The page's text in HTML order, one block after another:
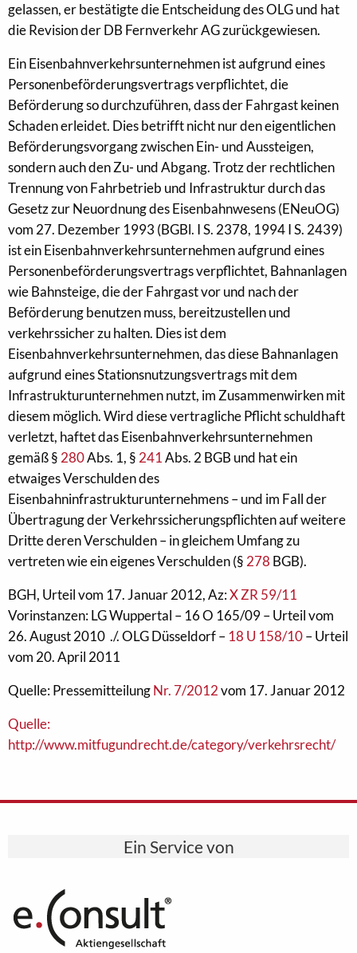
gelassen, er bestätigte die Entscheidung des OLG und hat
die Revision der DB Fernverkehr AG zurückgewiesen.
Ein Eisenbahnverkehrsunternehmen ist aufgrund eines
Personenbeförderungsvertrags verpflichtet, die
Beförderung so durchzuführen, dass der Fahrgast keinen
Schaden erleidet. Dies betrifft nicht nur den eigentlichen
Beförderungsvorgang zwischen Ein- und Aussteigen,
sondern auch den Zu- und Abgang. Trotz der rechtlichen
Trennung von Fahrbetrieb und Infrastruktur durch das
Gesetz zur Neuordnung des Eisenbahnwesens (ENeuOG)
vom 27. Dezember 1993 (BGBl. I S. 2378, 1994 I S. 2439)
ist ein Eisenbahnverkehrsunternehmen aufgrund eines
Personenbeförderungsvertrags verpflichtet, Bahnanlagen
wie Bahnsteige, die der Fahrgast vor und nach der
Beförderung benutzen muss, bereitzustellen und
verkehrssicher zu halten. Dies ist dem
Eisenbahnverkehrsunternehmen, das diese Bahnanlagen
aufgrund eines Stationsnutzungsvertrags mit dem
Infrastrukturunternehmen nutzt, im Zusammenwirken mit
diesem möglich. Wird diese vertragliche Pflicht schuldhaft
verletzt, haftet das Eisenbahnverkehrsunternehmen
gemäß § 280Abs. 1, § 241Abs. 2 BGB und hat ein
etwaiges Verschulden des
Eisenbahninfrastrukturunternehmens – und im Fall der
Übertragung der Verkehrssicherungspflichten auf weitere
Dritte deren Verschulden – in gleichem Umfang zu
vertreten wie ein eigenes Verschulden (§ 278 BGB).
BGH, Urteil vom 17. Januar 2012, Az:X ZR 59/11
Vorinstanzen: LG Wuppertal – 16 O 165/09 – Urteil vom
26. August 2010 ./. OLG Düsseldorf – 18 U 158/10– Urteil
vom 20. April 2011
Quelle: PressemitteilungNr. 7/2012vom 17. Januar 2012
Quelle:
http://www.mitfugundrecht.de/category/verkehrsrecht/
Ein Service von